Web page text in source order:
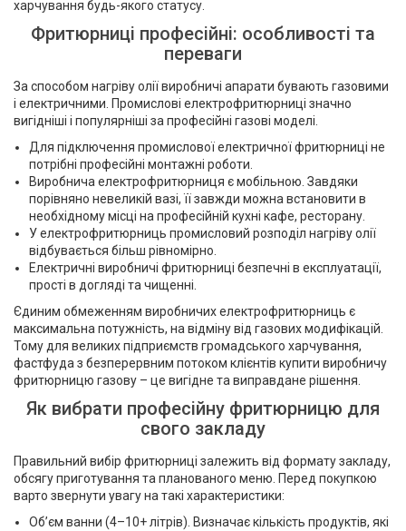
харчування будь-якого статусу.
Фритюрниці професійні: особливості та
переваги
За способом нагріву олії виробничі апарати бувають газовими
і електричними. Промислові електрофритюрниці значно
вигідніші і популярніші за професійні газові моделі.
Для підключення промислової електричної фритюрниці не
потрібні професійні монтажні роботи.
Виробнича електрофритюрниця є мобільною. Завдяки
порівняно невеликій вазі, її завжди можна встановити в
необхідному місці на професійній кухні кафе, ресторану.
У електрофритюрниць промисловий розподіл нагріву олії
відбувається більш рівномірно.
Електричні виробничі фритюрниці безпечні в експлуатації,
прості в догляді та чищенні.
Єдиним обмеженням виробничих електрофритюрниць є
максимальна потужність, на відміну від газових модифікацій.
Тому для великих підприємств громадського харчування,
фастфуда з безперервним потоком клієнтів купити виробничу
фритюрницю газову – це вигідне та виправдане рішення.
Як вибрати професійну фритюрницю для
свого закладу
Правильний вибір фритюрниці залежить від формату закладу,
обсягу приготування та планованого меню. Перед покупкою
варто звернути увагу на такі характеристики:
Об’єм ванни (4–10+ літрів). Визначає кількість продуктів, які